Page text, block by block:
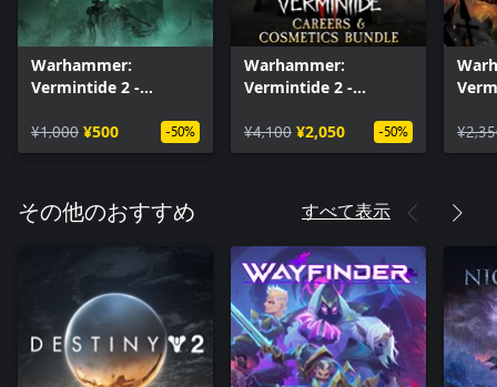
Warhammer:
Vermintide 2 -
¥1,000 ¥500 -50%
Warhammer:
Vermintide 2 -
Bundle
¥4,100 ¥2,050 -50%
その他のおすすめ すべて表示